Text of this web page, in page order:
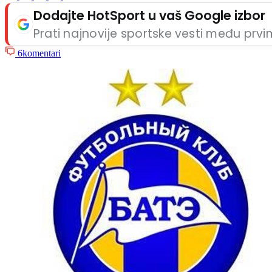
Dodajte HotSport u vaš Google izbor
Prati najnovije sportske vesti među
6komentari